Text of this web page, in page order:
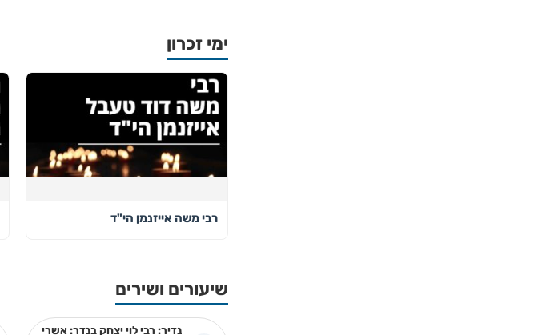
ימי זכרון
רבי משה אייזנמן הי"ד
שיעורים ושירים
נדיר: רבי לוי יצחק בנדר: אשרי